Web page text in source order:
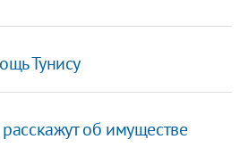
Тунису
об имуществе